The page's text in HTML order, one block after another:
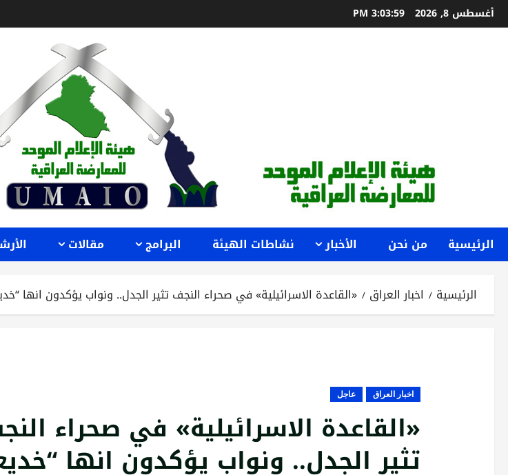
تخطي
إلى
أغسطس 8, 2026 3:04:01 PM
الرئيسية من نحن الأخبار نشاطات الهيئة البرامج مقالات
الرئيسية اخبار العراق «القاعدة الاسرائيلية» في صحراء النجف تثير الجدل.. ونواب يؤكدون انها
اخبار العراق عاجل
«القاعدة الاسرائيلية» في صحراء
تثير الجدل.. ونواب يؤكدون انها